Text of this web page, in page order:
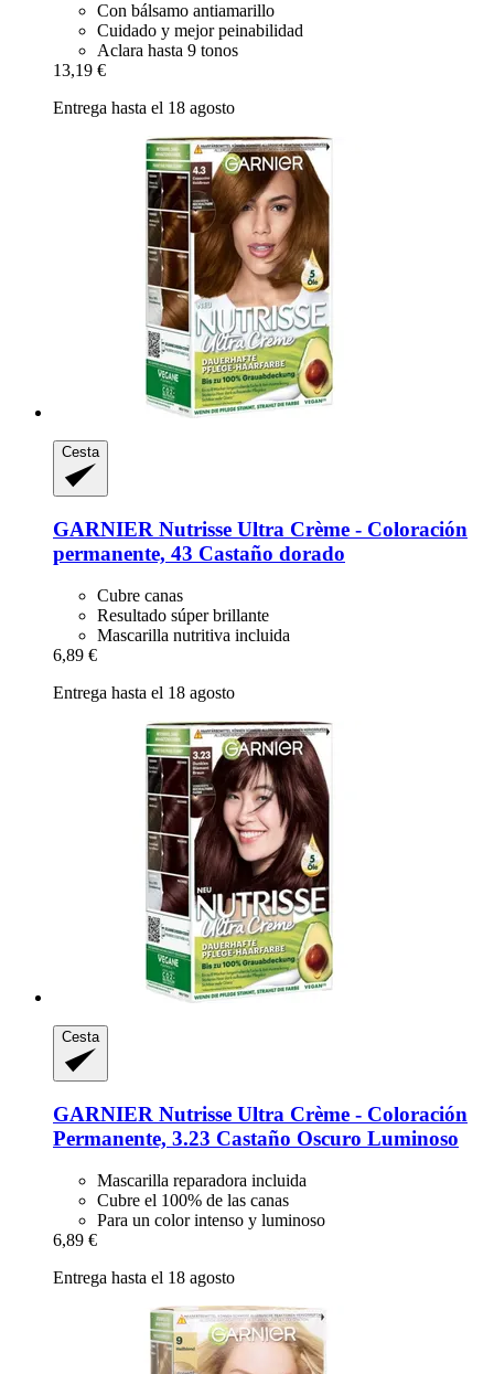
Con bálsamo antiamarillo
Cuidado y mejor peinabilidad
Aclara hasta 9 tonos
13,19 €
Entrega hasta el 18 agosto
Cesta
GARNIER Nutrisse Ultra Crème -​ Coloración
permanente, 43 Castaño dorado
Cubre canas
Resultado súper brillante
Mascarilla nutritiva incluida
6,89 €
Entrega hasta el 18 agosto
Cesta
GARNIER Nutrisse Ultra Crème -​ Coloración
Permanente, 3.23 Castaño Oscuro Luminoso
Mascarilla reparadora incluida
Cubre el 100% de las canas
Para un color intenso y luminoso
6,89 €
Entrega hasta el 18 agosto